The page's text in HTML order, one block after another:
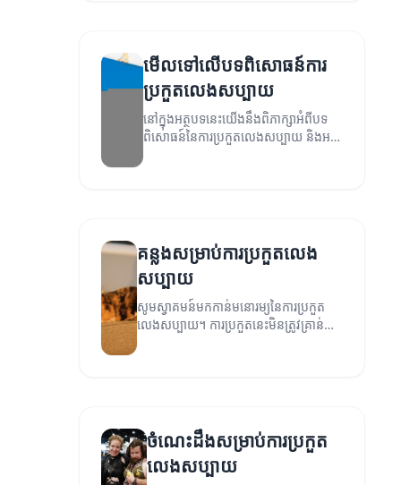
មើលទៅលើបទពិសោធន៍ការ
ប្រកួតលេងសប្បាយ
នៅក្នុងអត្ថបទនេះយើងនឹងពិភាក្សាអំពីបទ
ពិសោធន៍នៃការប្រកួតលេងសប្បាយ និងអត្ថ
គន្លងសម្រាប់ការប្រកួតលេង
សប្បាយ
សូមស្វាគមន៍មកកាន់មនោរម្យនៃការប្រកួត
លេងសប្បាយ។ ការប្រកួតនេះមិនត្រូវគ្រាន់តែ
ជាប្រកួតទេ ប៉ុន្តែជាការបញ្ចូលអារម្មណ៍រីករាយ
ចំណេះដឹងសម្រាប់ការប្រកួត
លេងសប្បាយ